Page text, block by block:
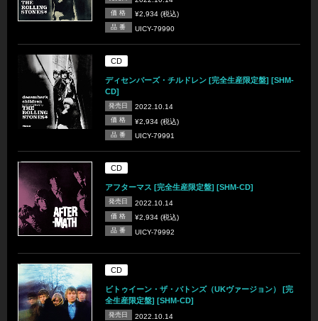
価 格 ¥2,934 (税込)
品 番 UICY-79990
CD
ディセンバーズ・チルドレン [完全生産限定盤] [SHM-
CD]
発売日 2022.10.14
価 格 ¥2,934 (税込)
品 番 UICY-79991
CD
アフターマス [完全生産限定盤] [SHM-CD]
発売日 2022.10.14
価 格 ¥2,934 (税込)
品 番 UICY-79992
CD
ビトゥイーン・ザ・バトンズ（UKヴァージョン） [完
全生産限定盤] [SHM-CD]
発売日 2022.10.14